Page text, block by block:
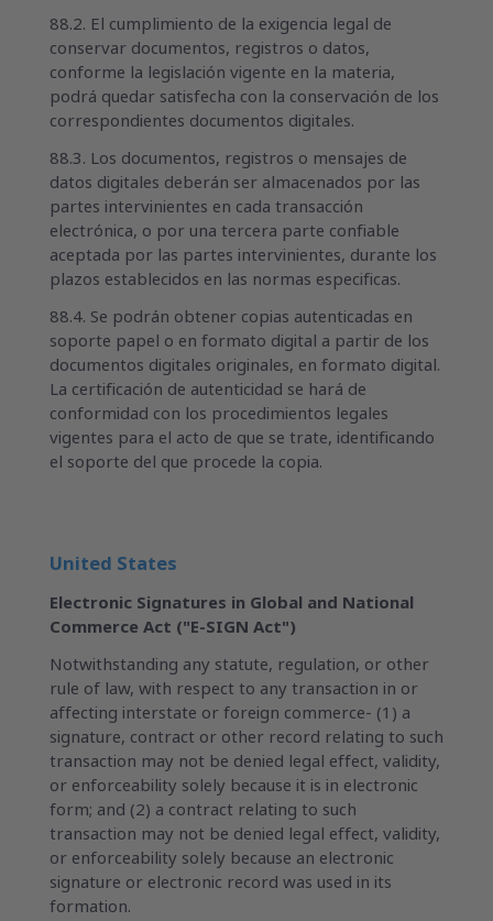
88.2. El cumplimiento de la exigencia legal de
conservar documentos, registros o datos,
conforme la legislación vigente en la materia,
podrá quedar satisfecha con la conservación de los
correspondientes documentos digitales.
88.3. Los documentos, registros o mensajes de
datos digitales deberán ser almacenados por las
partes intervinientes en cada transacción
electrónica, o por una tercera parte confiable
aceptada por las partes intervinientes, durante los
plazos establecidos en las normas especificas.
88.4. Se podrán obtener copias autenticadas en
soporte papel o en formato digital a partir de los
documentos digitales originales, en formato digital.
La certificación de autenticidad se hará de
conformidad con los procedimientos legales
vigentes para el acto de que se trate, identificando
el soporte del que procede la copia.
United States
Electronic Signatures in Global and National
Commerce Act ("E-SIGN Act")
Notwithstanding any statute, regulation, or other
rule of law, with respect to any transaction in or
affecting interstate or foreign commerce- (1) a
signature, contract or other record relating to such
transaction may not be denied legal effect, validity,
or enforceability solely because it is in electronic
form; and (2) a contract relating to such
transaction may not be denied legal effect, validity,
or enforceability solely because an electronic
signature or electronic record was used in its
formation.